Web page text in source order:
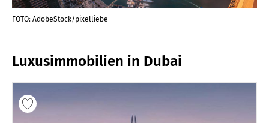
FOTO: AdobeStock/pixelliebe
Luxusimmobilien in Dubai